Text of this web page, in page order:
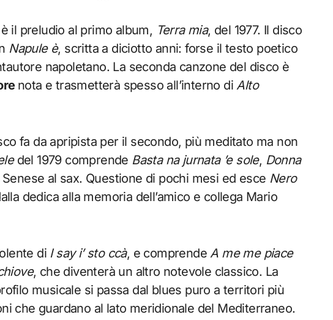
il preludio al primo album, Terra mia, del 1977. Il disco
Napule è, scritta a diciotto anni: forse il testo poetico
napoletano. La seconda canzone del disco è
nota e trasmetterà spesso all’interno diAlto
fa da apripista per il secondo, più meditato ma non
del 1979 comprende Basta na jurnata ’e sole, Donna
al sax. Questione di pochi mesi ed esce Nero
dedica alla memoria dell’amico e collega Mario
di I say i’ sto ccà, e comprendeA me me piace
, che diventerà un altro notevole classico. La
musicale si passa dal blues puro a territori più
che guardano al lato meridionale del Mediterraneo.